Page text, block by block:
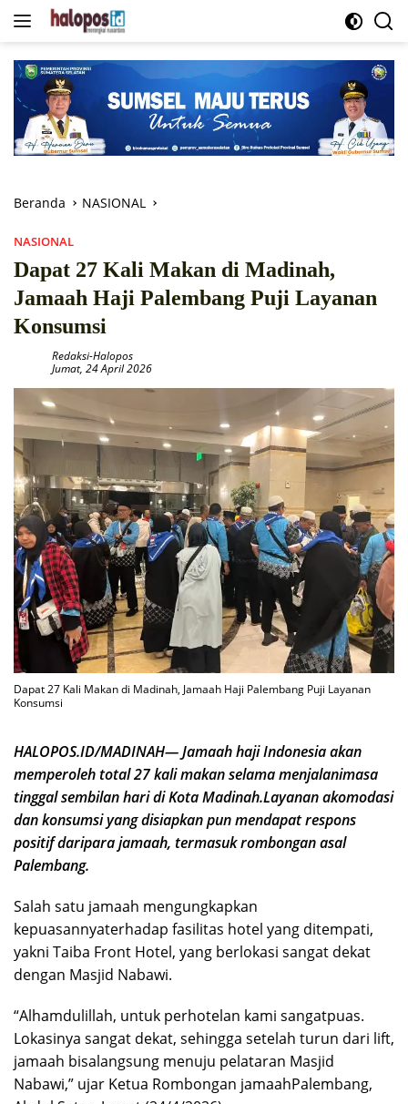
Langsung
Beranda NASIONAL
NASIONAL
Dapat 27 Kali Makan di Madinah,
Jamaah Haji Palembang Puji Layanan
Konsumsi
Redaksi-Halopos
Jumat, 24 April 2026
Dapat 27 Kali Makan di Madinah, Jamaah Haji Palembang Puji Layanan
Konsumsi
HALOPOS.ID/MADINAH— Jamaah haji Indonesia akan
memperoleh total 27 kali makan selama menjalanimasa
tinggal sembilan hari di Kota Madinah.Layanan akomodasi
dan konsumsi yang disiapkan pun mendapat respons
positif daripara jamaah, termasuk rombongan asal
Palembang.
Salah satu jamaah mengungkapkan
kepuasannyaterhadap fasilitas hotel yang ditempati,
yakni Taiba Front Hotel, yang berlokasi sangat dekat
dengan Masjid Nabawi.
“Alhamdulillah, untuk perhotelan kami sangatpuas.
Lokasinya sangat dekat, sehingga setelah turun dari lift,
jamaah bisalangsung menuju pelataran Masjid
Nabawi,” ujar Ketua Rombongan jamaahPalembang,